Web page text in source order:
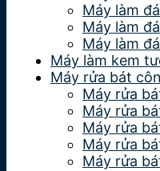
Máy làm
Máy làm
Máy làm
Máy làm kem
Máy rửa bát
Máy rửa
Máy rửa
Máy rửa
Máy rửa
Máy rửa